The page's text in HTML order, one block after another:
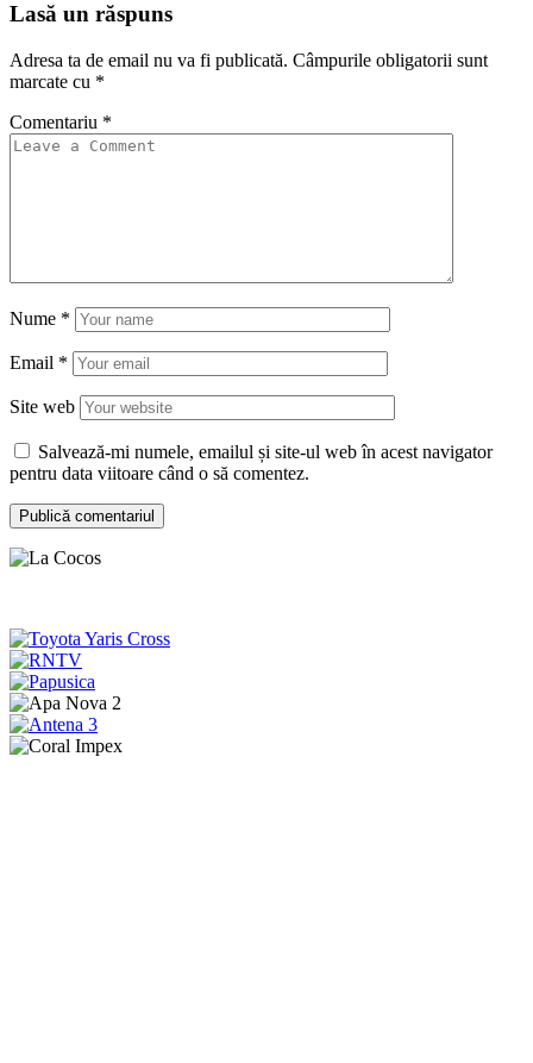
Lasă un răspuns
Adresa ta de email nu va fi publicată. Câmpurile obligatorii sunt
marcate cu *
Comentariu *
Nume *
Email *
Site web
Salvează-mi numele, emailul și site-ul web în acest navigator
pentru data viitoare când o să comentez.